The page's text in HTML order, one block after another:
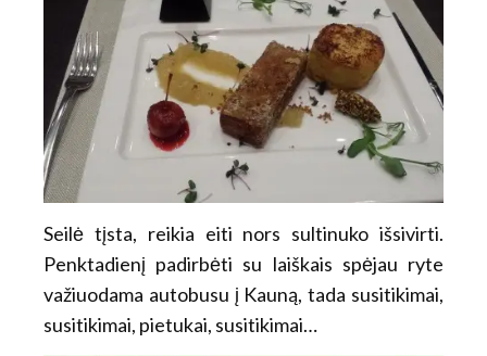
Seilė tįsta, reikia eiti nors sultinuko išsivirti.
Penktadienį padirbėti su laiškais spėjau ryte
važiuodama autobusu į Kauną, tada susitikimai,
susitikimai, pietukai, susitikimai…